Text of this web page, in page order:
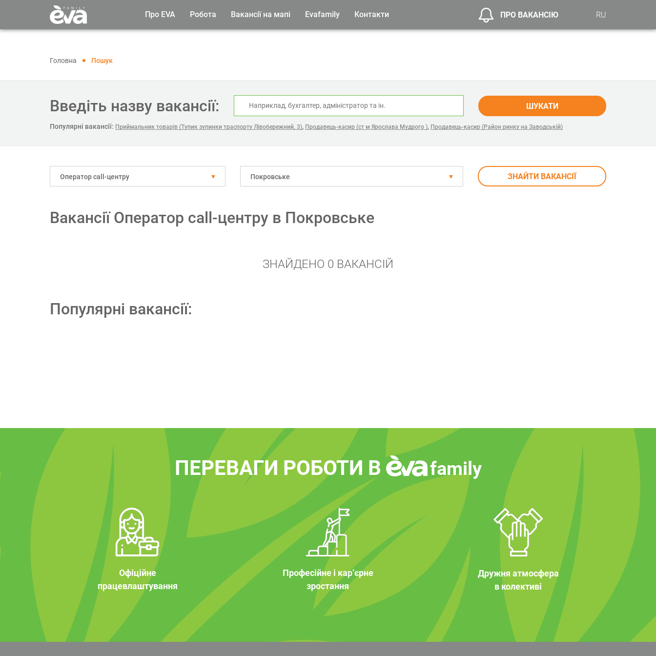
Про EVA Робота Вакансії на мапі Evafamily Контакти ПРО ВАКАНСІЮ RU
Головна Пошук
Введіть назву вакансії: ШУКАТИ
Популярні вакансії: Приймальник товарів (Тупик зупинки траспорту Лівобережний, 3), Продавець-касир (ст м Ярослава Мудрого ), Продавець-касир (Район ринку на Заводській)
Оператор call-центру Покровське ЗНАЙТИ ВАКАНСІЇ
Вакансії Оператор call-центру в Покровське
ЗНАЙДЕНО 0 ВАКАНСІЙ
Популярні вакансії:
ПЕРЕВАГИ РОБОТИ В family
Офіційне
працевлаштування
Професійне і кар’єрне
зростання
Дружня атмосфера
в колективі